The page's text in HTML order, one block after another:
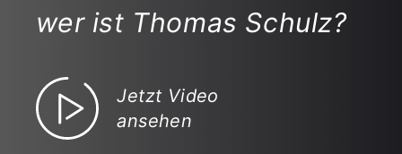
wer ist Thomas Schulz?
Jetzt Video
ansehen